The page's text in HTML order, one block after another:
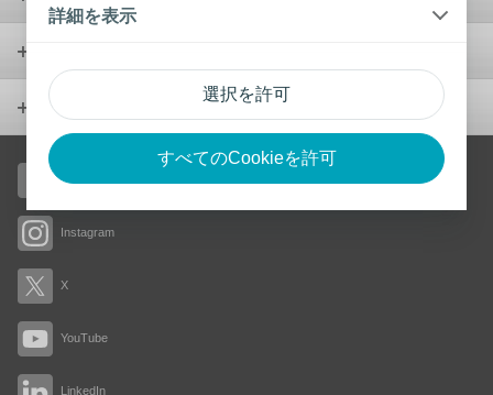
選択を許可
すべてのCookieを許可
詳細を表示
Facebook
Instagram
X
YouTube
LinkedIn
会社概要